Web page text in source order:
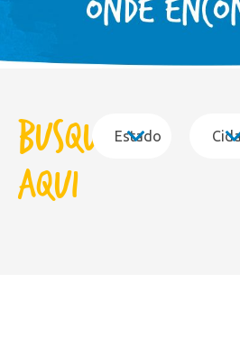
Bombom Gelado
Caixas
Cones
Copão Família
Copos de Sobremesa
Busque
aqui